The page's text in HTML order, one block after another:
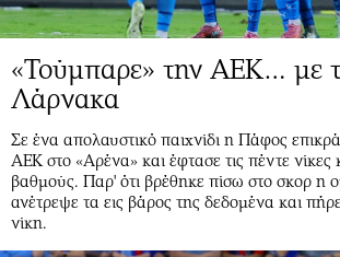
«Τούμπαρε» την ΑΕΚ… με
Λάρνακα
Σε ένα απολαυστικό παιχνίδι η Πάφος
ΑΕΚ στο «Αρένα» και έφτασε τις πέντε νίκες
βαθμούς. Παρ' ότι βρέθηκε πίσω στο σκορ η
ανέτρεψε τα εις βάρος της δεδομένα και
νίκη.